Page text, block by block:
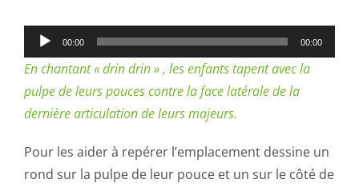
Lecteur
audio
00:00 00:00
En chantant « drin drin » , les enfants tapent avec la
pulpe de leurs pouces contre la face latérale de la
dernière articulation de leurs majeurs.
Pour les aider à repérer l’emplacement dessine un
rond sur la pulpe de leur pouce et un sur le côté de